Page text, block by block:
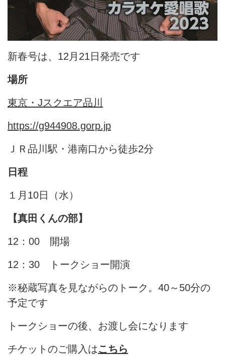
新春号は、12月21日発売です
場所
東京・Jスクエア品川
https://g944908.gorp.jp
ＪＲ品川駅・港南口から徒歩2分
日程
１月10日（水）
【真田くんの部】
12：00 開場
12：30 トークショー開演
※秘蔵写真を見ながらのトーク。40～50分の
予定です
トークショーの後、お渡し会になります
チケットのご購入はこちら